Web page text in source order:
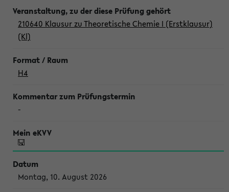
210640 Klausur zu Theoretische Chemie I (Erstklausur)
(Kl)
H4
-
Montag, 10. August 2026